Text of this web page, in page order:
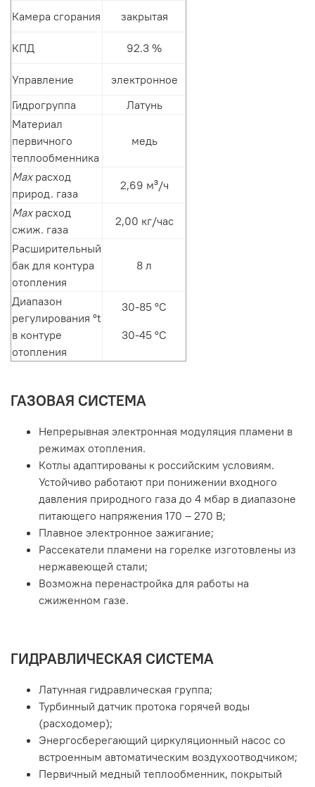
Камера сгорания закрытая
КПД 92.3 %
Управление
электронное
Гидрогруппа
Латунь
Материал
первичного
теплообменника
медь
Maxрасход
природ. газа
2,69 м³/ч
Мах расход
сжиж. газа
2,00 кг/час
Расширительный
бак для контура
отопления
8 л
Диапазон
регулирования °t
в контуре
отопления
30-85 °С
30-45 °С
ГАЗОВАЯ СИСТЕМА
Непрерывная электронная модуляция пламени в
режимах отопления.
Котлы адаптированы к российским условиям.
Устойчиво работают при понижении входного
давления природного газа до 4 мбар в диапазоне
питающего напряжения 170 – 270 В;
Плавное электронное зажигание;
Рассекатели пламени на горелке изготовлены из
нержавеющей стали;
Возможна перенастройка для работы на
сжиженном газе.
ГИДРАВЛИЧЕСКАЯ СИСТЕМА
Латунная гидравлическая группа;
Турбинный датчик протока горячей воды
(расходомер);
Энергосберегающий циркуляционный насос со
встроенным автоматическим воздухоотводчиком;
Первичный медный теплообменник, покрытый